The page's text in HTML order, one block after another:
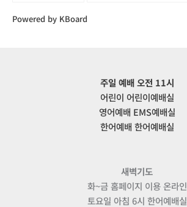
Powered by KBoard
주일 예배 오전 11시
어린이 어린이예배실
영어예배 EMS예배실
한어예배 한어예배실
새벽기도
화~금 홈페이지 이용 온라인
토요일 아침 6시 한어예배실